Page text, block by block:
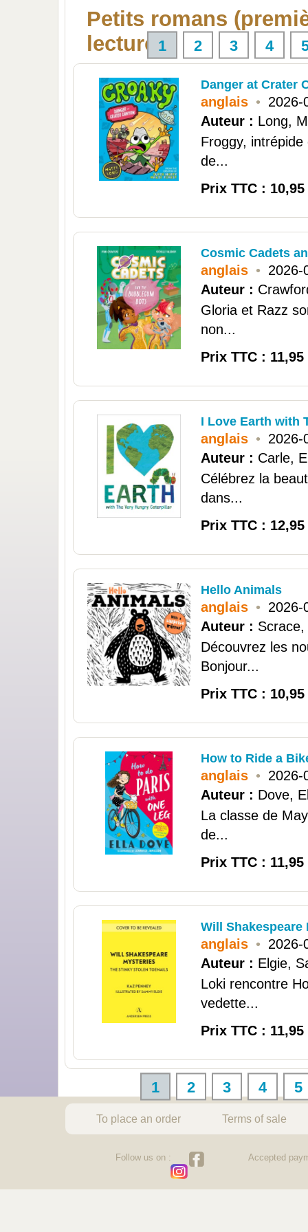
Petits romans
lectures)
1 2 3 4
Danger at Crater
anglais • 2026-
Auteur : Long,
Froggy,
de...
Prix TTC : 10,95
Cosmic Cadets
anglais • 2026-
Auteur :
Gloria et Razz
non...
Prix TTC : 11,95
I Love Earth with
anglais • 2026-
Auteur : Carle,
Célébrez la
dans...
Prix TTC : 12,95
Hello Animals
anglais • 2026-
Auteur :
Découvrez les
Bonjour...
Prix TTC : 10,95
How to Ride a
anglais • 2026-
Auteur : Dove,
La classe de
de...
Prix TTC : 11,95
Will Shakespeare
anglais • 2026-
Auteur : Elgie,
Loki rencontre
vedette...
Prix TTC : 11,95
1 2 3 4 5
To place an order Terms of sale
Follow us on : Accepted